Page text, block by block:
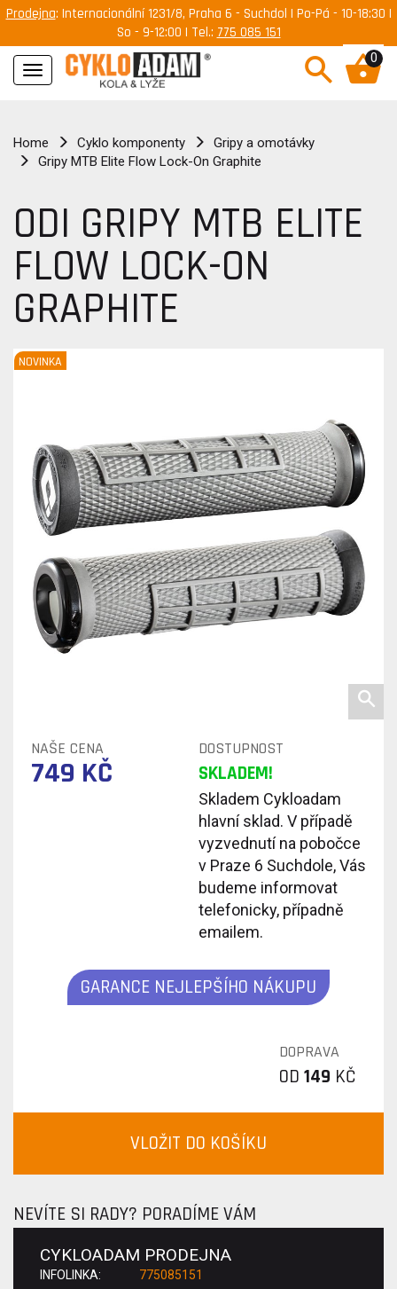
Prodejna: Internacionální 1231/8, Praha 6 - Suchdol | Po-Pá - 10-18:30 |
So - 9-12:00 | Tel.: 775 085 151
Navigace
0
Home Cyklo komponenty
Gripy a omotávky
Gripy MTB Elite Flow Lock-On Graphite
ODI GRIPY MTB ELITE
FLOW LOCK-ON
GRAPHITE
NOVINKA
NAŠE CENA DOSTUPNOST
749 KČ SKLADEM!
Skladem Cykloadam
hlavní sklad. V případě
vyzvednutí na pobočce
v Praze 6 Suchdole, Vás
budeme informovat
telefonicky, případně
emailem.
GARANCE NEJLEPŠÍHO NÁKUPU
DOPRAVA
OD 149 KČ
VLOŽIT DO KOŠÍKU
NEVÍTE SI RADY? PORADÍME VÁM
CYKLOADAM PRODEJNA
INFOLINKA: 775085151